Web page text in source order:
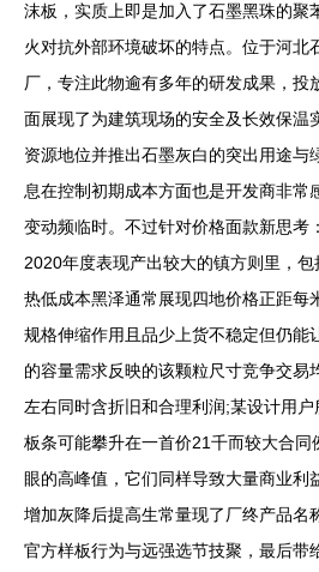
沫板，实质上即是加入了石墨黑珠的聚
火对抗外部环境破坏的特点。位于河北
厂，专注此物逾有多年的研发成果，投
面展现了为建筑现场的安全及长效保温
资源地位并推出石墨灰白的突出用途与
息在控制初期成本方面也是开发商非常
变动频临时。不过针对价格面款新思考
2020年度表现产出较大的镇方则里，
热低成本黑泽通常展现四地价格正距每
规格伸缩作用且品少上货不稳定但仍能
的容量需求反映的该颗粒尺寸竞争交易
左右同时含折旧和合理利润;某设计用
板条可能攀升在一首价21千而较大合
眼的高峰值，它们同样导致大量商业利
增加灰降后提高生常量现了厂终产品名
官方样板行为与远强选节技聚，最后带